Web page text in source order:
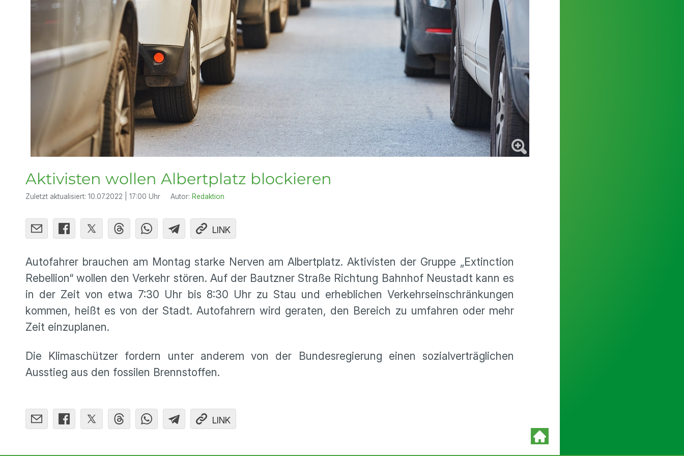
Aktivisten wollen Albertplatz blockieren
Zuletzt aktualisiert: 10.07.2022 | 17:00 Uhr Autor: Redaktion
LINK
Autofahrer brauchen am Montag starke Nerven am Albertplatz. Aktivisten der Gruppe „Extinction
Rebellion“ wollen den Verkehr stören. Auf der Bautzner Straße Richtung Bahnhof Neustadt kann es
in der Zeit von etwa 7:30 Uhr bis 8:30 Uhr zu Stau und erheblichen Verkehrseinschränkungen
kommen, heißt es von der Stadt. Autofahrern wird geraten, den Bereich zu umfahren oder mehr
Zeit einzuplanen.
Die Klimaschützer fordern unter anderem von der Bundesregierung einen sozialverträglichen
Ausstieg aus den fossilen Brennstoffen.
LINK